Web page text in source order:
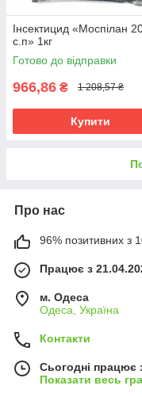
Інсектицид «Моспілан
с.п» 1кг
Готово до відправки
966,86 ₴ 1 208,57 ₴
Купити
Про нас
96% позитивних з
Працює з
м. Одеса
Одеса, Україна
Контакти
Сьогодні працює
Показати весь